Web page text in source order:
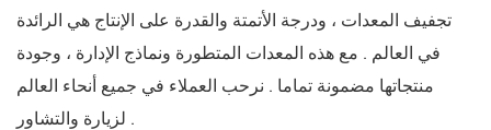
تجفيف المعدات ، ودرجة الأتمتة والقدرة على الإنتاج هي الرائدة
في العالم . مع هذه المعدات المتطورة ونماذج الإدارة ، وجودة
منتجاتها مضمونة تماما . نرحب العملاء في جميع أنحاء العالم
لزيارة والتشاور .